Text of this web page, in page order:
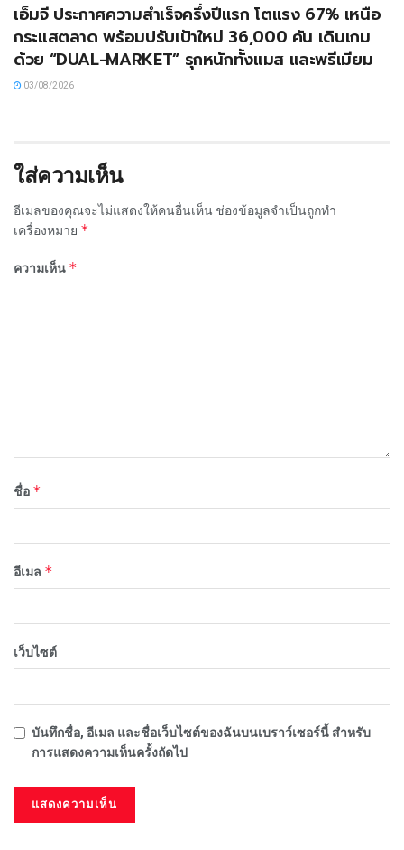
เอ็มจี ประกาศความสำเร็จครึ่งปีแรก โตแรง 67% เหนือ
กระแสตลาด พร้อมปรับเป้าใหม่ 36,000 คัน เดินเกม
ด้วย “DUAL-MARKET” รุกหนักทั้งแมส และพรีเมียม
03/08/2026
ใส่ความเห็น
อีเมลของคุณจะไม่แสดงให้คนอื่นเห็น ช่องข้อมูลจำเป็นถูกทำ
เครื่องหมาย *
ความเห็น *
ชื่อ *
อีเมล *
เว็บไซต์
บันทึกชื่อ, อีเมล และชื่อเว็บไซต์ของฉันบนเบราว์เซอร์นี้ สำหรับ
การแสดงความเห็นครั้งถัดไป